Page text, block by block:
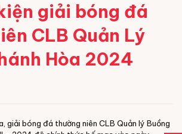
giải bóng đá
CLB Quản Lý
Hòa 2024
giải bóng đá thường niên CLB Quản lý Buồng